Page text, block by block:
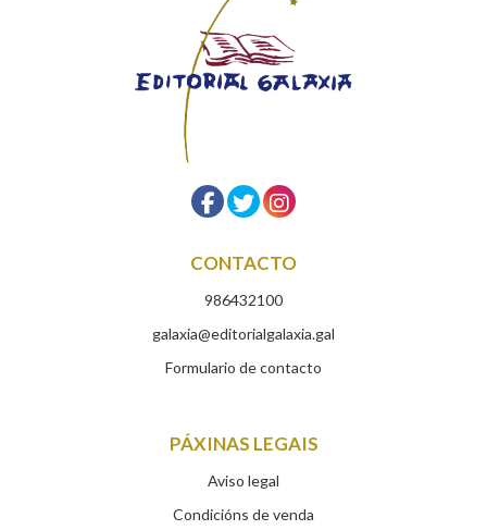
CONTACTO
986432100
galaxia@editorialgalaxia.gal
Formulario de contacto
PÁXINAS LEGAIS
Aviso legal
Condicións de venda